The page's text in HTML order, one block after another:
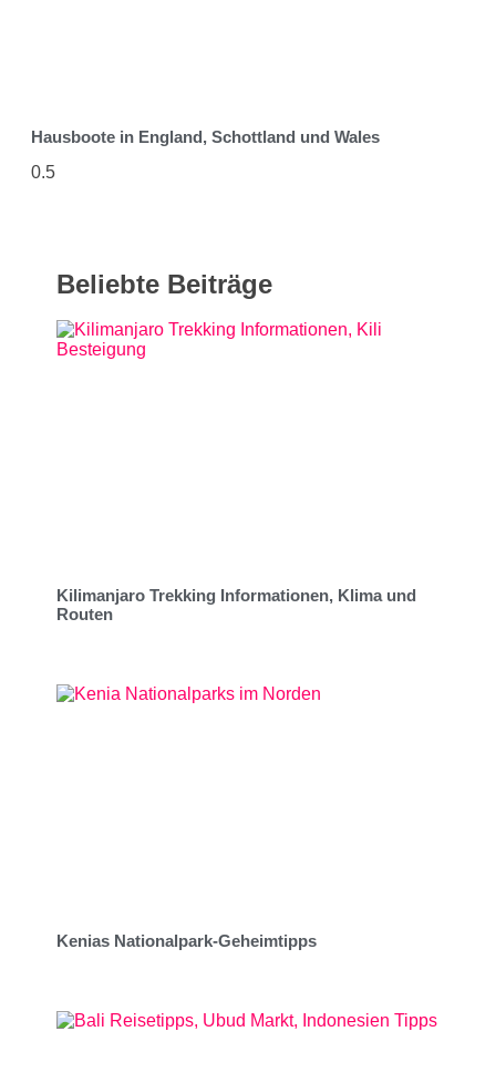
Hausboote in England, Schottland und Wales
Beliebte Beiträge
Kilimanjaro Trekking Informationen, Klima und
Routen
Kenias Nationalpark-Geheimtipps